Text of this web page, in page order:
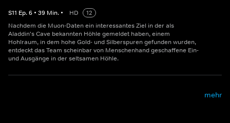
S11 Ep.6 • 39 Min. • HD
12
Nachdem die Muon-Daten ein interessantes Ziel in der als
Aladdin's Cave bekannten Höhle gemeldet haben, einem
Hohlraum, in dem hohe Gold- und Silberspuren gefunden wurden,
entdeckt das Team scheinbar von Menschenhand geschaffene Ein-
und Ausgänge in der seltsamen Höhle.
mehr